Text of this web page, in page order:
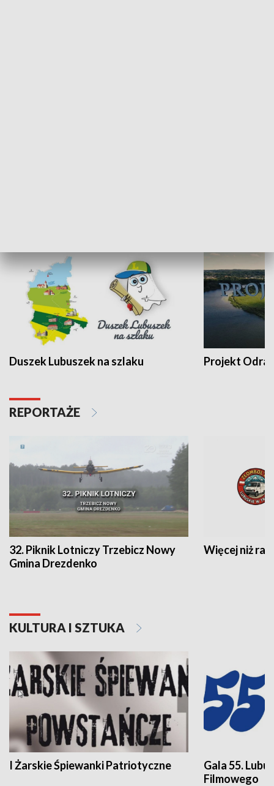
Duszek Lubuszek na szlaku Projekt Odra
REPORTAŻE
32. Piknik Lotniczy Trzebicz Nowy
Gmina Drezdenko
Więcej niż rajd
KULTURA I SZTUKA
I Żarskie Śpiewanki Patriotyczne
Gala 55.
Filmowego